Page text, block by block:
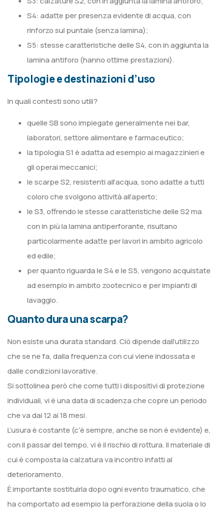
S4: adatte per presenza evidente di acqua, con
rinforzo sul puntale (senza lamina);
S5: stesse caratteristiche delle S4, con in aggiunta la
lamina antiforo (hanno ottime prestazioni).
Tipologie e destinazioni d’uso
In quali contesti sono utili?
quelle SB sono impiegate generalmente nei bar,
laboratori, settore alimentare e farmaceutico;
la tipologia S1 è adatta ad esempio ai magazzinieri e
gli operai meccanici;
le scarpe S2, resistenti all’acqua, sono adatte a tutti
coloro che svolgono attività all’aperto;
le S3, offrendo le stesse caratteristiche delle S2 ma
con in più la lamina antiperforante, risultano
particolarmente adatte per lavori in ambito agricolo
ed edile;
per quanto riguarda le S4 e le S5, vengono acquistate
ad esempio in ambito zootecnico e per impianti di
lavaggio.
Quanto dura una scarpa?
Non esiste una durata standard. Ciò dipende dall’utilizzo
che se ne fa, dalla frequenza con cui viene indossata e
dalle condizioni lavorative.
Si sottolinea però che come tutti i dispositivi di protezione
individuali, vi è una data di scadenza che copre un periodo
che va dai 12 ai 18 mesi.
L’usura è costante (c’è sempre, anche se non è evidente) e,
con il passar del tempo, vi è il rischio di rottura. Il materiale di
cui è composta la calzatura va incontro infatti al
deterioramento.
È importante sostituirla dopo ogni evento traumatico, che
ha comportato ad esempio la perforazione della suola o lo